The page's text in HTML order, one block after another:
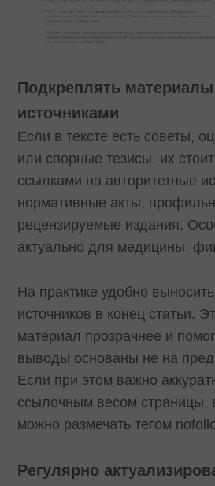
Подкреплять
источниками
Если в тексте есть советы,
или спорные тезисы, их
ссылками на авторитетные
нормативные акты,
рецензируемые издания.
актуально для медицины,
На практике удобно
источников в конец статьи.
материал прозрачнее и
выводы основаны не на
Если при этом важно
ссылочным весом страницы,
можно размечать тегом
Регулярно